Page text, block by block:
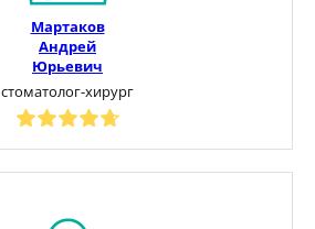
Мартаков
Андрей
Юрьевич
стоматолог-хирург